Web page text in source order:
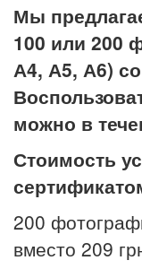
Мы
100 или 200
А4, А5, А6) со
можно в
Стоимость
200
вместо 209